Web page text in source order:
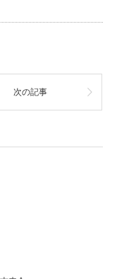
次の記事